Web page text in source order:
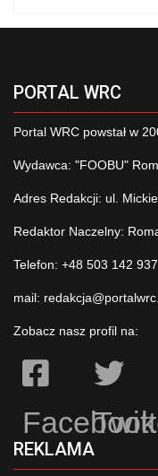
PORTAL WRC
Portal WRC powstał w
Wydawca: "FOOBU"
Adres Redakcji: ul.
Redaktor Naczelny:
Telefon: +48 503 142 937
mail:
Zobacz nasz profil na:
Facebook
REKLAMA